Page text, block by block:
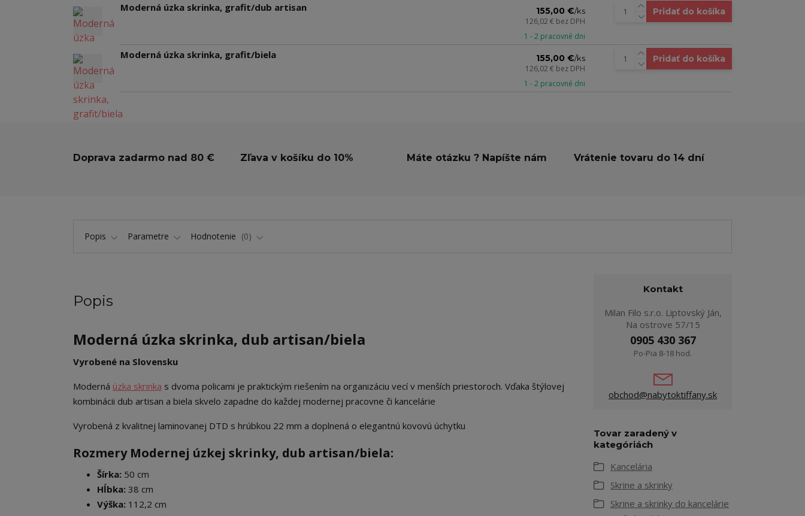
Moderná úzka skrinka, grafit/dub artisan 155,00 €/ks
126,02 € bez DPH
1 - 2 pracovné dni
Pridať do košíka
Moderná úzka skrinka, grafit/biela 155,00 €/ks
126,02 € bez DPH
1 - 2 pracovné dni
Pridať do košíka
Doprava zadarmo nad 80 € Zľava v košíku do 10% Máte otázku ? Napíšte nám Vrátenie tovaru do 14 dní
Popis Parametre Hodnotenie 0
Popis
Moderná úzka skrinka, dub artisan/biela
Vyrobené na Slovensku
Moderná úzka skrinka s dvoma policami je praktickým riešením na organizáciu vecí v menších priestoroch. Vďaka štýlovej
kombinácii dub artisan a biela skvelo zapadne do každej modernej pracovne či kancelárie
Vyrobená z kvalitnej laminovanej DTD s hrúbkou 22 mm a doplnená o elegantnú kovovú úchytku
Rozmery Modernej úzkej skrinky, dub artisan/biela:
Šírka: 50 cm
Hĺbka: 38 cm
Výška: 112,2 cm
Kontakt
Milan Filo s.r.o. Liptovský Ján,
Na ostrove 57/15
0905 430 367
Po-Pia 8-18 hod.
obchod@nabytoktiffany.sk
Tovar zaradený v
kategóriách
Kancelária
Skrine a skrinky
Skrine a skrinky do kancelárie